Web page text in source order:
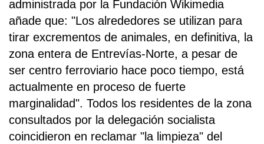
administrada por la Fundación Wikimedia
añade que: "Los alrededores se utilizan para
tirar excrementos de animales, en definitiva, la
zona entera de Entrevías-Norte, a pesar de
ser centro ferroviario hace poco tiempo, está
actualmente en proceso de fuerte
marginalidad". Todos los residentes de la zona
consultados por la delegación socialista
coincidieron en reclamar "la limpieza" del